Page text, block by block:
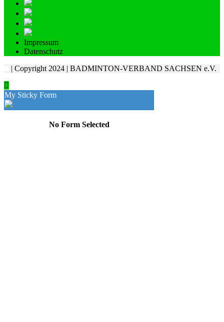
Impressum
Datenschutz
| Copyright 2024 | BADMINTON-VERBAND SACHSEN e.V.
My Sticky Form
No Form Selected